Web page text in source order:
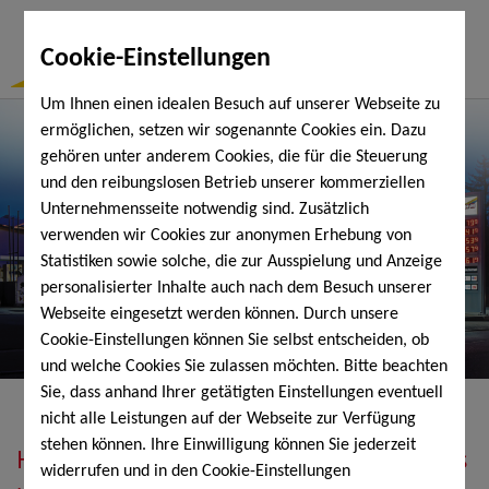
Cookie-Einstellungen
Um Ihnen einen idealen Besuch auf unserer Webseite zu
ermöglichen, setzen wir sogenannte Cookies ein. Dazu
gehören unter anderem Cookies, die für die Steuerung
und den reibungslosen Betrieb unserer kommerziellen
Unternehmensseite notwendig sind. Zusätzlich
verwenden wir Cookies zur anonymen Erhebung von
Statistiken sowie solche, die zur Ausspielung und Anzeige
personalisierter Inhalte auch nach dem Besuch unserer
Webseite eingesetzt werden können. Durch unsere
Cookie-Einstellungen können Sie selbst entscheiden, ob
und welche Cookies Sie zulassen möchten. Bitte beachten
Sie, dass anhand Ihrer getätigten Einstellungen eventuell
nicht alle Leistungen auf der Webseite zur Verfügung
stehen können. Ihre Einwilligung können Sie jederzeit
widerrufen und in den Cookie-Einstellungen
Heizöl, Diesel, Schmierstoffe, Holzpellets